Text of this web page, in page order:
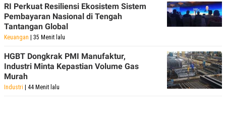
RI Perkuat Resiliensi Ekosistem Sistem
Pembayaran Nasional di Tengah
Tantangan Global
Keuangan | 35 Menit lalu
HGBT Dongkrak PMI Manufaktur,
Industri Minta Kepastian Volume Gas
Murah
Industri | 44 Menit lalu